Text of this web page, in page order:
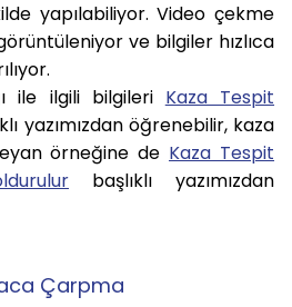
yapılabiliyor. Video çekme
ve bilgiler hızlıca
ile ilgili bilgileri Kaza Tespit
yazımızdan öğrenebilir, kaza
örneğine de Kaza Tespit
başlıklı yazımızdan
Çarpma